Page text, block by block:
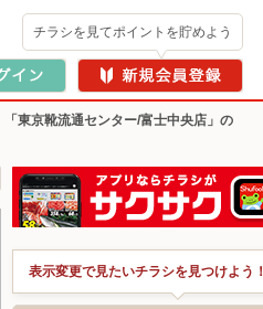
チラシを見てポイントを貯めよう
「東京靴流通センター/富士中央店」の
表示変更で見たいチラシを見つけよう！